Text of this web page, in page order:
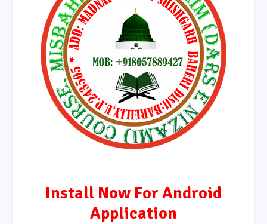
Install Now For Android
Application